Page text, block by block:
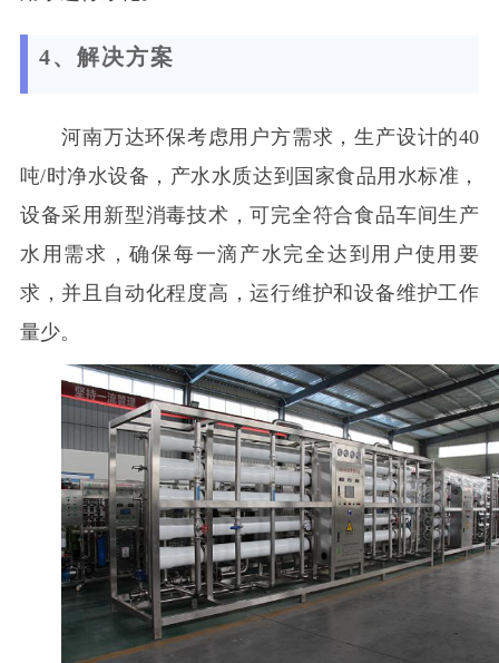
4、 解决方案
河南万达环保考虑用户方需求，生产设计的40
吨/时净水设备，产水水质达到国家食品用水标准，
设备采用新型消毒技术，可完全符合食品车间生产
水用需求，确保每一滴产水完全达到用户使用要
求，并且自动化程度高，运行维护和设备维护工作
量少。